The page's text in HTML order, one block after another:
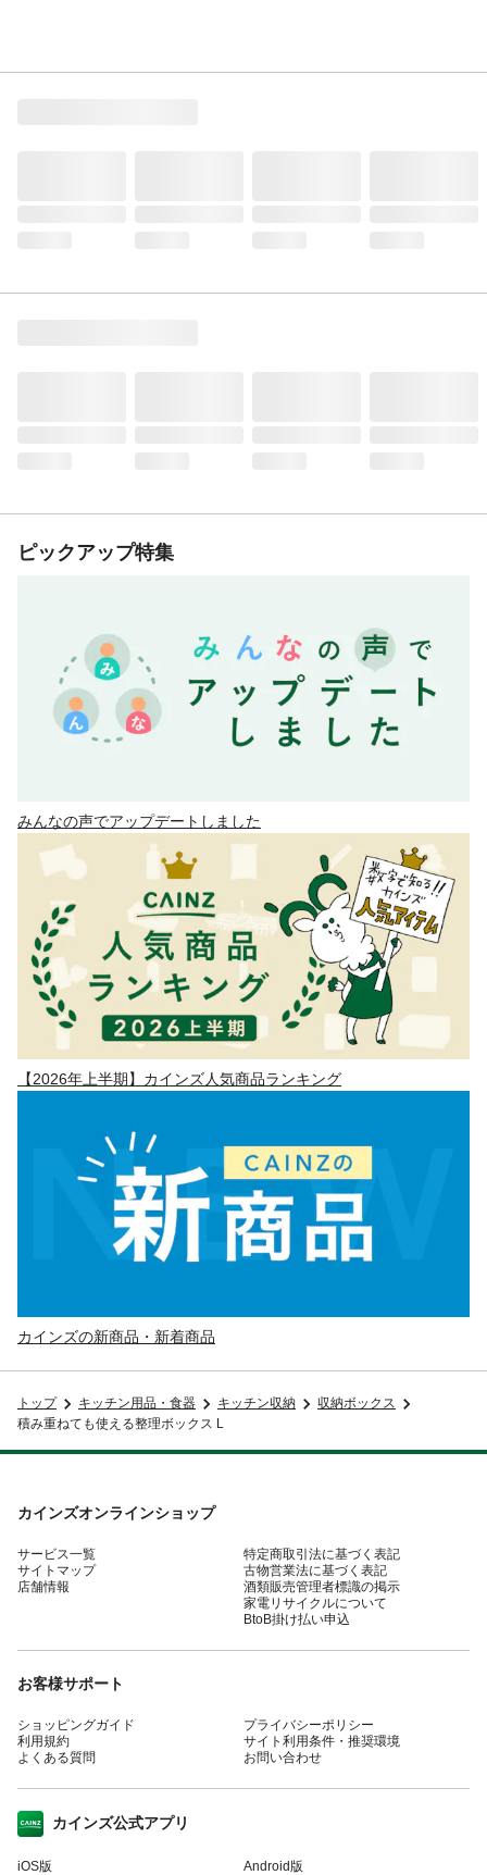
ピックアップ特集
みんなの声でアップデートしました
【2026年上半期】カインズ人気商品ランキング
カインズの新商品・新着商品
トップ キッチン用品・食器 キッチン収納
収納ボックス
積み重ねても使える整理ボックス L
カインズオンラインショップ
サービス一覧
サイトマップ
店舗情報
特定商取引法に基づく表記
古物営業法に基づく表記
酒類販売管理者標識の掲示
家電リサイクルについて
BtoB掛け払い申込
お客様サポート
ショッピングガイド
利用規約
よくある質問
プライバシーポリシー
サイト利用条件・推奨環境
お問い合わせ
カインズ公式アプリ
iOS版 Android版